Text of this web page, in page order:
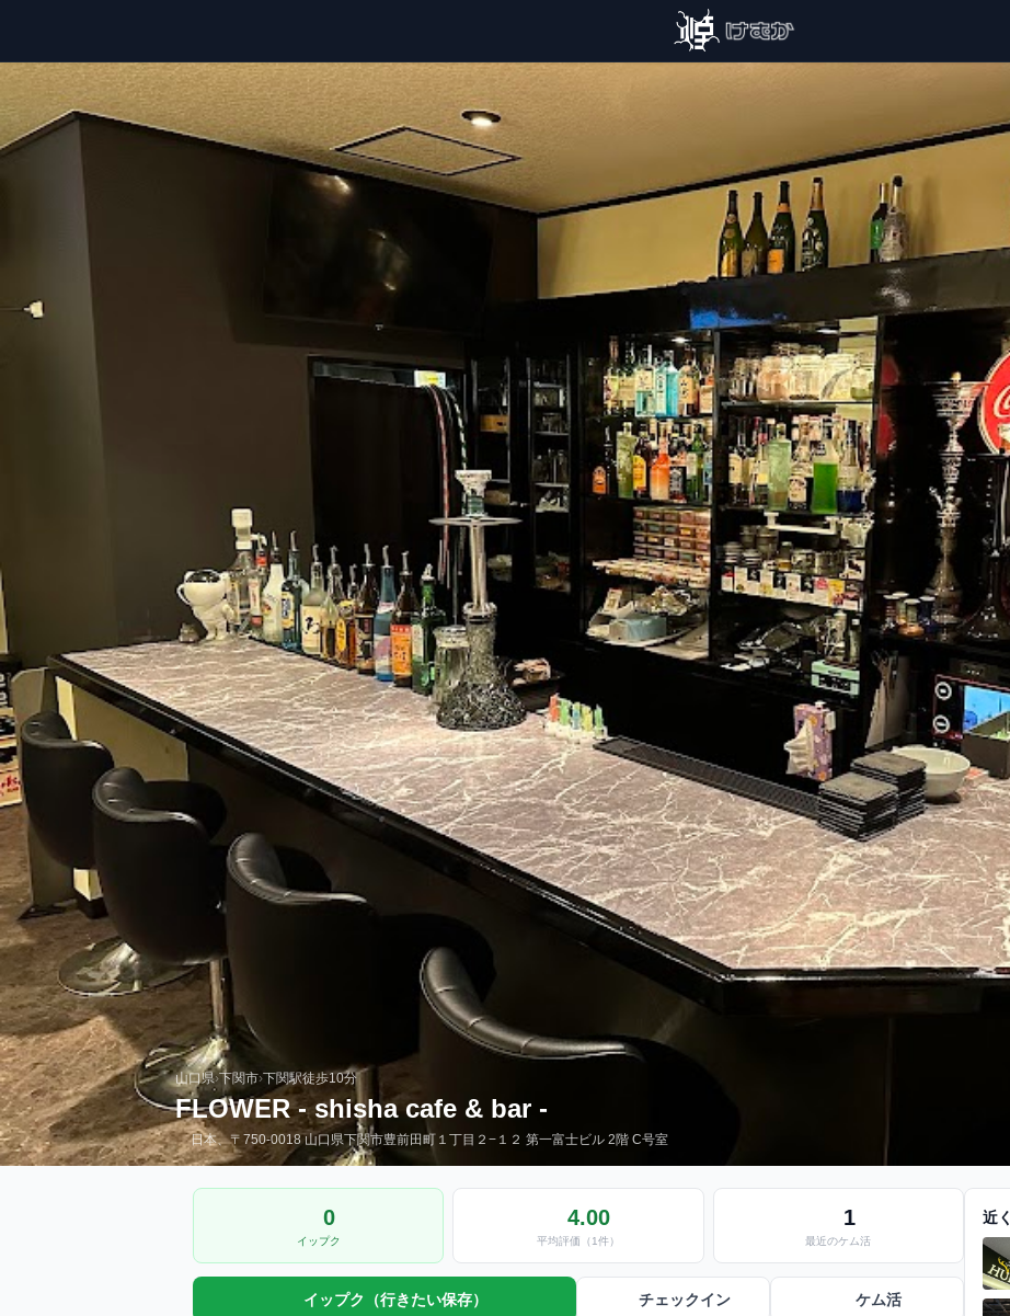
山口県›下関市›下関駅徒歩10分
FLOWER - shisha cafe & bar -
日本、〒750-0018 山口県下関市豊前田町１丁目２−１２ 第一富士ビル 2階 C号室
0
イップク
4.00
平均評価（1件）
1
最近のケム活
イップク（行きたい保存） チェックイン ケム活
近